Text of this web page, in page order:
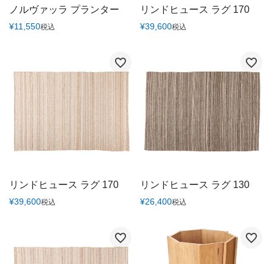
ノルヴァッラ プランター
¥11,550税込
リンドヒュース ラグ 170
¥39,600税込
リンドヒュース ラグ 170
¥39,600税込
リンドヒュース ラグ 130
¥26,400税込